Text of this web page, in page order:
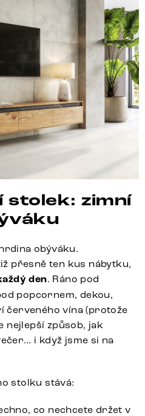
stolek: zimní
obýváku.
přesně ten kus nábytku,
den. Ráno pod
popcornem, dekou,
červeného vína (protože
nejlepší způsob, jak
i když jsme si na
stolku stává:
co nechcete držet v